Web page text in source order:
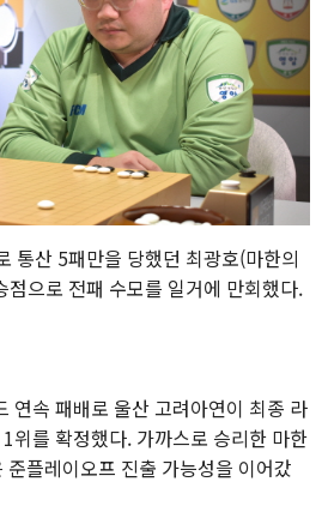
통산 5패만을 당했던 최광호(마한의
으로 전패 수모를 일거에 만회했다.
연속 패배로 울산 고려아연이 최종 라
위를 확정했다. 가까스로 승리한 마한
플레이오프 진출 가능성을 이어갔